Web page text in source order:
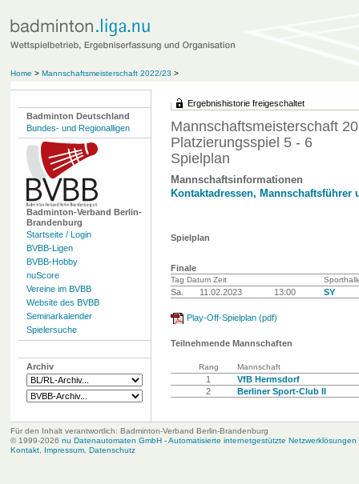
Home > Mannschaftsmeisterschaft 2022/23 >
Badminton Deutschland
Bundes- und Regionalligen
Badminton-Verband Berlin-
Brandenburg
Startseite / Login
BVBB-Ligen
BVBB-Hobby
nuScore
Vereine im BVBB
Website des BVBB
Seminarkalender
Spielersuche
Archiv
Ergebnishistorie freigeschaltet
Mannschaftsmeisterschaft
Platzierungsspiel 5 - 6
Spielplan
Mannschaftsinformationen
Kontaktadressen, Mannschaftsführer
Spielplan
Finale
Tag Datum Zeit
Sa. 11.02.2023 13:00 SY
Play-Off-Spielplan (pdf)
Teilnehmende Mannschaften
Rang Mannschaft
1
VfB Hermsdorf
2
Berliner Sport-Club II
Für den Inhalt verantwortlich: Badminton-Verband Berlin-Brandenburg
© 1999-2026 nu Datenautomaten GmbH - Automatisierte internetgestützte Netzwerklösungen
Kontakt, Impressum, Datenschutz